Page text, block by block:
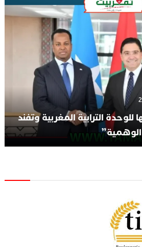
الترابية المغربية وتفند